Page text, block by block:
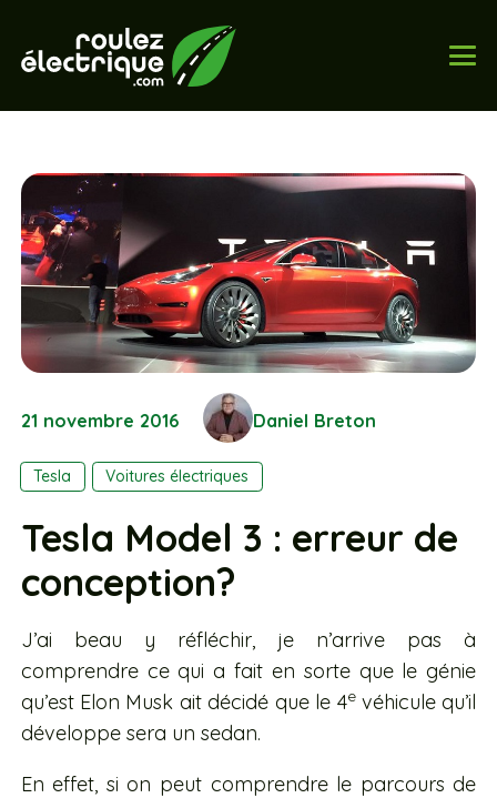
21 novembre 2016 Daniel Breton
Tesla Voitures électriques
Tesla Model 3 : erreur de
conception?
J’ai beau y réfléchir, je n’arrive pas à
comprendre ce qui a fait en sorte que le génie
qu’est Elon Musk ait décidé que le 4evéhicule qu’il
développe sera un sedan.
En effet, si on peut comprendre le parcours de